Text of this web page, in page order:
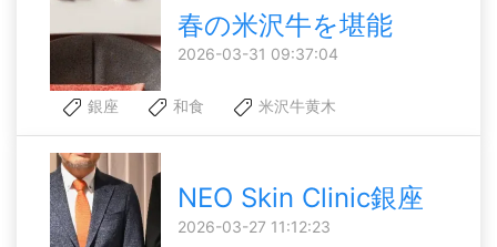
春の米沢牛を堪能
2026-03-31 09:37:04
銀座 和食 米沢牛黄木
NEO Skin Clinic銀座
2026-03-27 11:12:23